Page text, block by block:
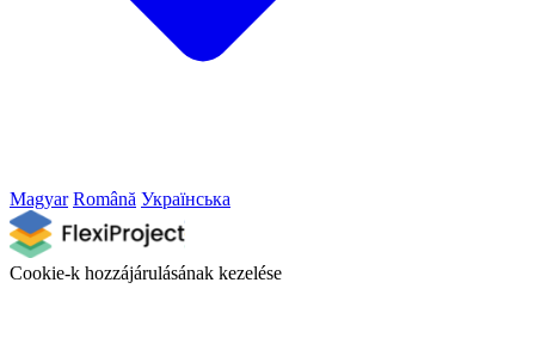
Magyar Română Українська
Cookie-k hozzájárulásának kezelése